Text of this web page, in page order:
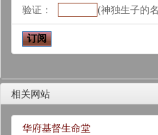
验证： (神独生子的
相关网站
华府基督生命堂